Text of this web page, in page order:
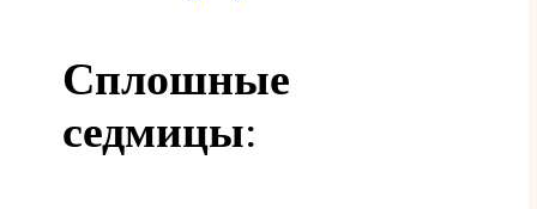
Сплошные
седмицы: